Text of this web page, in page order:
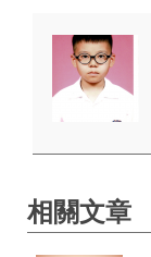
相關文章